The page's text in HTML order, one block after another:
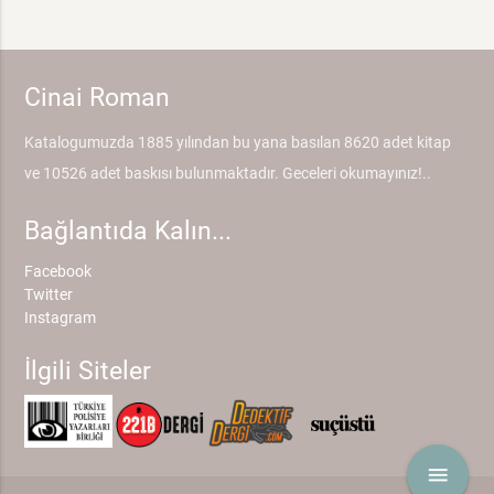
menu
Cinai Roman
Katalogumuzda 1885 yılından bu yana basılan 8620 adet kitap
ve 10526 adet baskısı bulunmaktadır. Geceleri okumayınız!..
Bağlantıda Kalın...
Facebook
Twitter
Instagram
İlgili Siteler